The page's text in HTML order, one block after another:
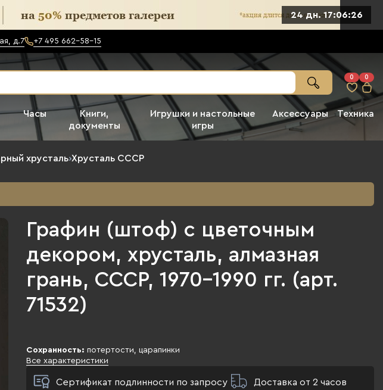
24 дн. 17:06:24
д.7 +7 495 662-58-15
0 0
Часы
Книги,
документы
Игрушки и настольные
игры
Аксессуары Техника
хрусталь›Хрусталь СССР
Графин (штоф) с цветочным
декором, хрусталь, алмазная
грань, СССР, 1970-1990 гг. (арт.
71532)
Сохранность: потертости, царапинки
Все характеристики
Сертификат подлинности по запросу Доставка от 2 часов